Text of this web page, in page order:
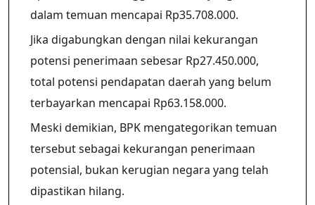
dalam temuan mencapai Rp35.708.000.
Jika digabungkan dengan nilai kekurangan
potensi penerimaan sebesar Rp27.450.000,
total potensi pendapatan daerah yang belum
terbayarkan mencapai Rp63.158.000.
Meski demikian, BPK mengategorikan temuan
tersebut sebagai kekurangan penerimaan
potensial, bukan kerugian negara yang telah
dipastikan hilang.